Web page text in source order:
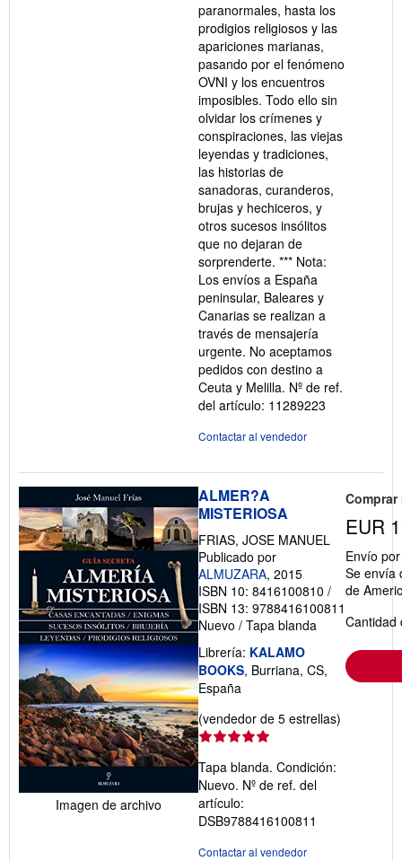
paranormales, hasta los
prodigios religiosos y las
apariciones marianas,
pasando por el fenómeno
OVNI y los encuentros
imposibles. Todo ello sin
olvidar los crímenes y
conspiraciones, las viejas
leyendas y tradiciones,
las historias de
sanadoras, curanderos,
brujas y hechiceros, y
otros sucesos insólitos
que no dejaran de
sorprenderte. *** Nota:
Los envíos a España
peninsular, Baleares y
Canarias se realizan a
través de mensajería
urgente. No aceptamos
pedidos con destino a
Ceuta y Melilla. Nº de ref.
del artículo: 11289223
Contactar al vendedor
Imagen de archivo
ALMER?A
MISTERIOSA
FRIAS, JOSE MANUEL
Publicado por
ALMUZARA, 2015
ISBN 10: 8416100810 /
ISBN 13: 9788416100811
Nuevo / Tapa blanda
Librería: KALAMO
BOOKS, Burriana, CS,
España
(vendedor de 5 estrellas)
Tapa blanda. Condición:
Nuevo. Nº de ref. del
artículo:
DSB9788416100811
Contactar al vendedor
EUR
Envío
Se envía
de
Cantidad